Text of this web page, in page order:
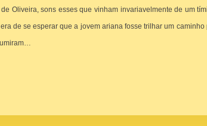
Oliveira, sons esses que vinham invariavelmente de um
de se esperar que a jovem ariana fosse trilhar um